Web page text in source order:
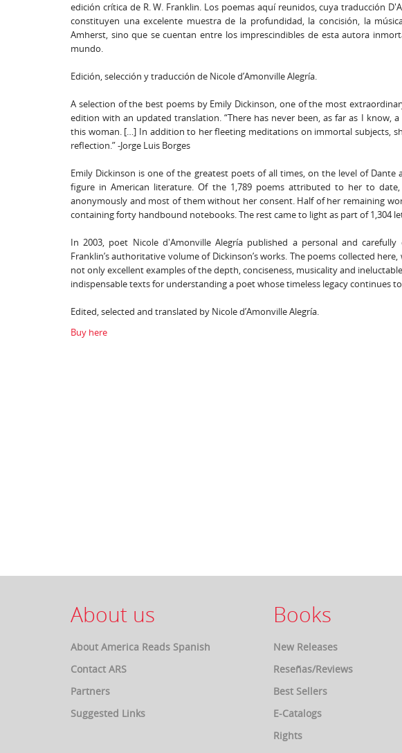
edición crítica de R. W. Franklin. Los poemas aquí reunidos, cuya traducción
constituyen una excelente muestra de la profundidad, la concisión, la
Amherst, sino que se cuentan entre los imprescindibles de esta autora
mundo.
Edición, selección y traducción de Nicole d’Amonville Alegría.
A selection of the best poems by Emily Dickinson, one of the most
edition with an updated translation. “There has never been, as far as I know,
this woman. […] In addition to her fleeting meditations on immortal subjects,
reflection.” -Jorge Luis Borges
Emily Dickinson is one of the greatest poets of all times, on the level of
figure in American literature. Of the 1,789 poems attributed to her to
anonymously and most of them without her consent. Half of her remaining
containing forty handbound notebooks. The rest came to light as part of 1,304
In 2003, poet Nicole d'Amonville Alegría published a personal and
Franklin’s authoritative volume of Dickinson’s works. The poems collected
not only excellent examples of the depth, conciseness, musicality and
indispensable texts for understanding a poet whose timeless legacy continues
Edited, selected and translated by Nicole d’Amonville Alegría.
Buy here
About us
About America Reads Spanish
Contact ARS
Partners
Suggested Links
Books
New Releases
Reseñas/Reviews
Best Sellers
E-Catalogs
Rights